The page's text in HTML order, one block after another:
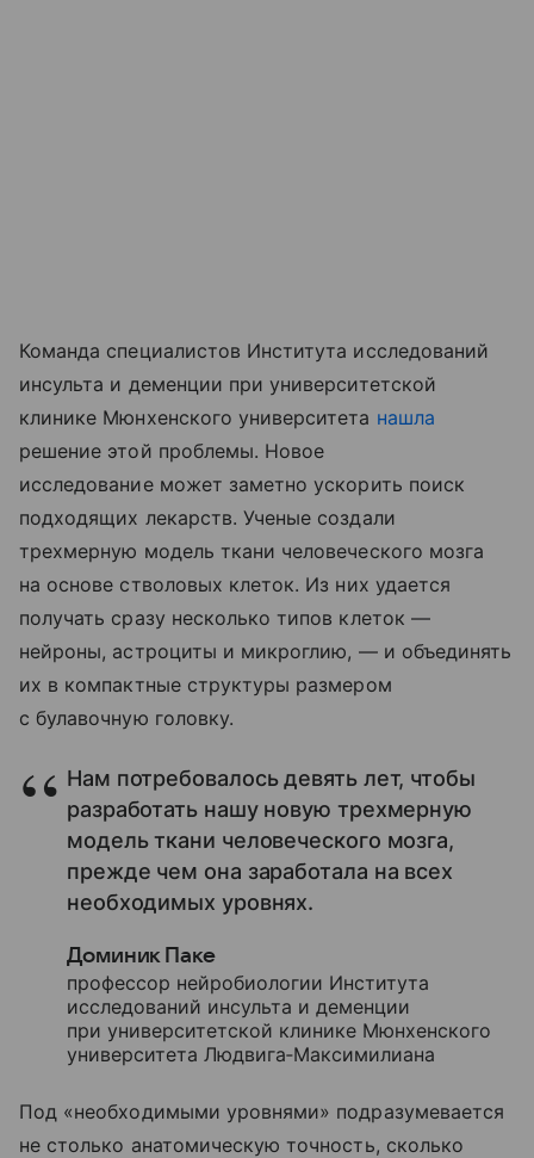
Команда специалистов Института исследований
инсульта и деменции при университетской
клинике Мюнхенского университета нашла
решение этой проблемы. Новое
исследование может заметно ускорить поиск
подходящих лекарств. Ученые создали
трехмерную модель ткани человеческого мозга
на основе стволовых клеток. Из них удается
получать сразу несколько типов клеток —
нейроны, астроциты и микроглию, — и объединять
их в компактные структуры размером
с булавочную головку.
Нам потребовалось девять лет, чтобы
разработать нашу новую трехмерную
модель ткани человеческого мозга,
прежде чем она заработала на всех
необходимых уровнях.
Доминик Паке
профессор нейробиологии Института
исследований инсульта и деменции
при университетской клинике Мюнхенского
университета Людвига‑Максимилиана
Под «необходимыми уровнями» подразумевается
не столько анатомическую точность, сколько